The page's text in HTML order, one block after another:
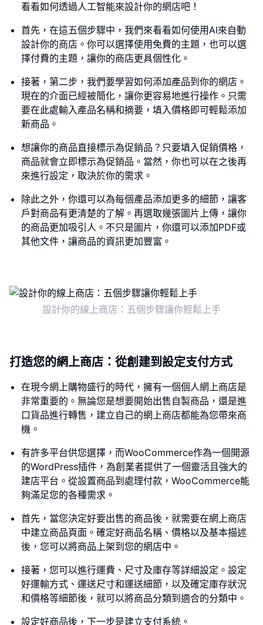
看看如何透過人工智能來設計你的網店吧！
首先，在這五個步驟中，我們來看看如何使用AI來自動
設計你的商店。你可以選擇使用免費的主題，也可以選
擇付費的主題，讓你的商店更具個性化。
接著，第二步，我們要學習如何添加產品到你的網店。
現在的介面已經被簡化，讓你更容易地進行操作。只需
要在此處輸入產品名稱和摘要，填入價格即可輕鬆添加
新商品。
想讓你的商品直接標示為促銷品？只要填入促銷價格，
商品就會立即標示為促銷品。當然，你也可以在之後再
來進行設定，取決於你的需求。
除此之外，你還可以為每個產品添加更多的細節，讓客
戶對商品有更清楚的了解。再選取幾張圖片上傳，讓你
的商品更加吸引人。不只是圖片，你還可以添加PDF或
其他文件，讓商品的資訊更加豐富。
設計你的線上商店：五個步驟讓你輕鬆上手
打造您的網上商店：從創建到設定支付方式
在現今網上購物盛行的時代，擁有一個個人網上商店是
非常重要的。無論您是想要開始出售自製商品，還是進
口貨品進行轉售，建立自己的網上商店都能為您帶來商
機。
有許多平台供您選擇，而WooCommerce作為一個開源
的WordPress插件，為創業者提供了一個靈活且強大的
建店平台。從設置商品到處理付款，WooCommerce能
夠滿足您的各種需求。
首先，當您決定好要出售的商品後，就需要在網上商店
中建立商品頁面。確定好商品名稱、價格以及基本描述
後，您可以將商品上架到您的網店中。
接著，您可以進行運費、尺寸及庫存等詳細設定。設定
好運輸方式、運送尺寸和運送細節，以及確定庫存狀況
和價格等細節後，就可以將商品分類到適合的分類中。
設定好商品後，下一步是建立支付系統。